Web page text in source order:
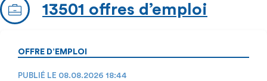
13501 offres d’emploi
OFFRE D’EMPLOI
PUBLIÉ LE 08.08.2026 18:44